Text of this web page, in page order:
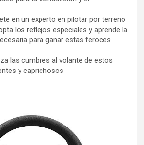
en un experto en pilotar por terreno
los reflejos especiales y aprende la
para ganar estas feroces
las cumbres al volante de estos
y caprichosos